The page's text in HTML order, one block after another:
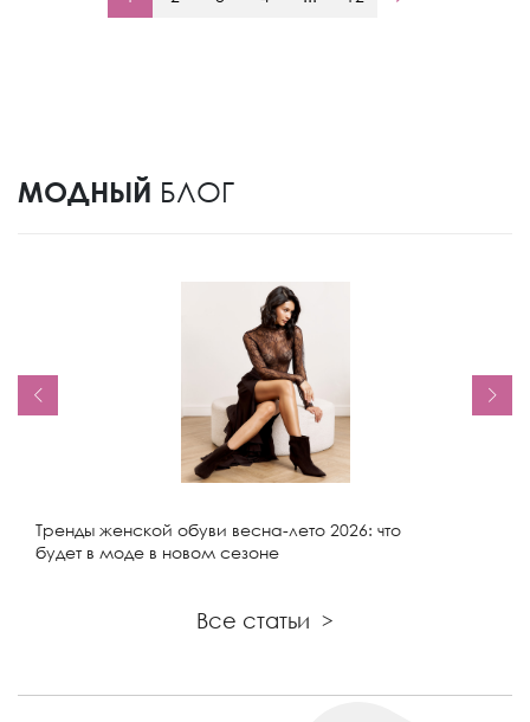
МОДНЫЙ БЛОГ
Тренды женской обуви весна-лето 2026: что
будет в моде в новом сезоне
Все статьи >